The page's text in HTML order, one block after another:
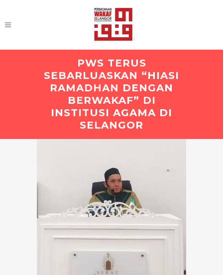
PWS TERUS
SEBARLUASKAN “HIASI
RAMADHAN DENGAN
BERWAKAF” DI
INSTITUSI AGAMA DI
SELANGOR